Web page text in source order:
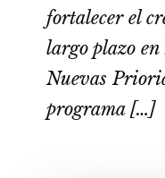
fortalecer el
largo plazo
Nuevas
programa […]